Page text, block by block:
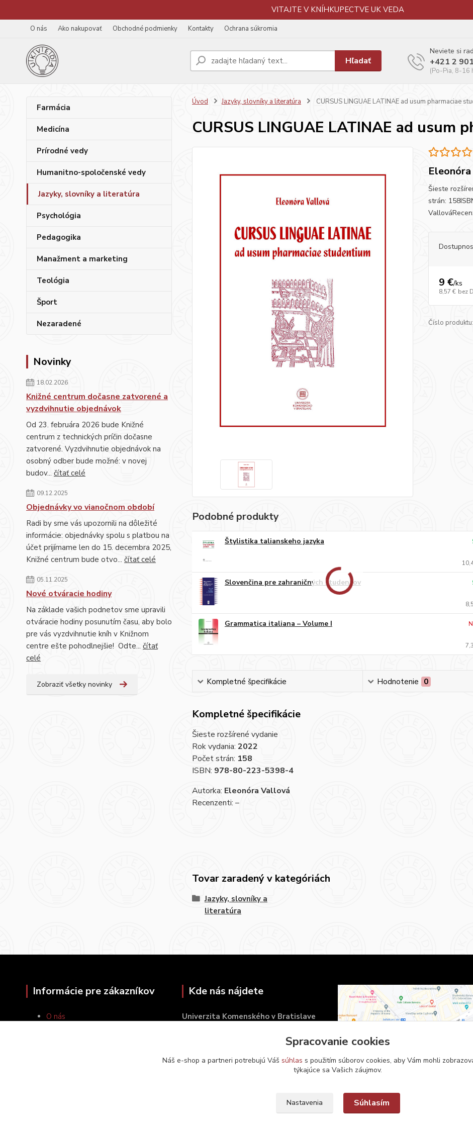
VITAJTE V KNÍHKUPECTVE UK VEDA
O nás Ako nakupovať Obchodné podmienky Kontakty Ochrana súkromia
Hľadať
Neviete si
+421 2
(Po-Pia, 8-16
Farmácia
Medicína
Prírodné vedy
Humanitno-spoločenské vedy
Jazyky, slovníky a literatúra
Psychológia
Pedagogika
Manažment a marketing
Teológia
Šport
Nezaradené
Novinky
18.02.2026
Knižné centrum dočasne zatvorené a
vyzdvihnutie objednávok
Od 23. februára 2026 bude Knižné
centrum z technických príčin dočasne
zatvorené. Vyzdvihnutie objednávok na
osobný odber bude možné: v novej
budov... čítať celé
09.12.2025
Objednávky vo vianočnom období
Radi by sme vás upozornili na dôležité
informácie: objednávky spolu s platbou na
účet prijímame len do 15. decembra 2025,
Knižné centrum bude otvo... čítať celé
05.11.2025
Nové otváracie hodiny
Na základe vašich podnetov sme upravili
otváracie hodiny posunutím času, aby bolo
pre vás vyzdvihnutie kníh v Knižnom
centre ešte pohodlnejšie! Odte... čítať
celé
Zobraziť všetky novinky
Úvod Jazyky, slovníky a literatúra CURSUS LINGUAE LATINAE ad usum pharmaciae
CURSUS LINGUAE LATINAE ad usum
Šieste
strán:
9 €/ks
8,57 € bez
Číslo produktu:
Podobné produkty
Štylistika talianskeho jazyka
Slovenčina pre zahraničných študentov
Grammatica italiana – Volume I
Kompletné špecifikácie Hodnotenie 0
Kompletné špecifikácie
Šieste rozšírené vydanie
Rok vydania: 2022
Počet strán: 158
ISBN: 978-80-223-5398-4
Autorka: Eleonóra Vallová
Recenzenti: –
Tovar zaradený v kategóriách
Jazyky, slovníky a
literatúra
Informácie pre zákazníkov
O nás
Kde nás nájdete
Univerzita Komenského v Bratislave
Spracovanie cookies
Náš e-shop a partneri potrebujú Váš súhlas s použitím súborov cookies, aby Vám mohli
týkajúce sa Vašich záujmov.
Nastavenia Súhlasím